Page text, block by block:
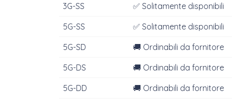
3G-SS ✅ Solitamente disponibili
5G-SS ✅ Solitamente disponibili
5G-SD 🚚 Ordinabili da fornitore
5G-DS 🚚 Ordinabili da fornitore
5G-DD 🚚 Ordinabili da fornitore